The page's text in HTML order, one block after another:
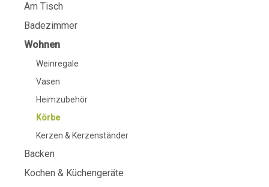
Am Tisch
Badezimmer
Wohnen
Weinregale
Vasen
Heimzubehör
Körbe
Kerzen & Kerzenständer
Backen
Kochen & Küchengeräte